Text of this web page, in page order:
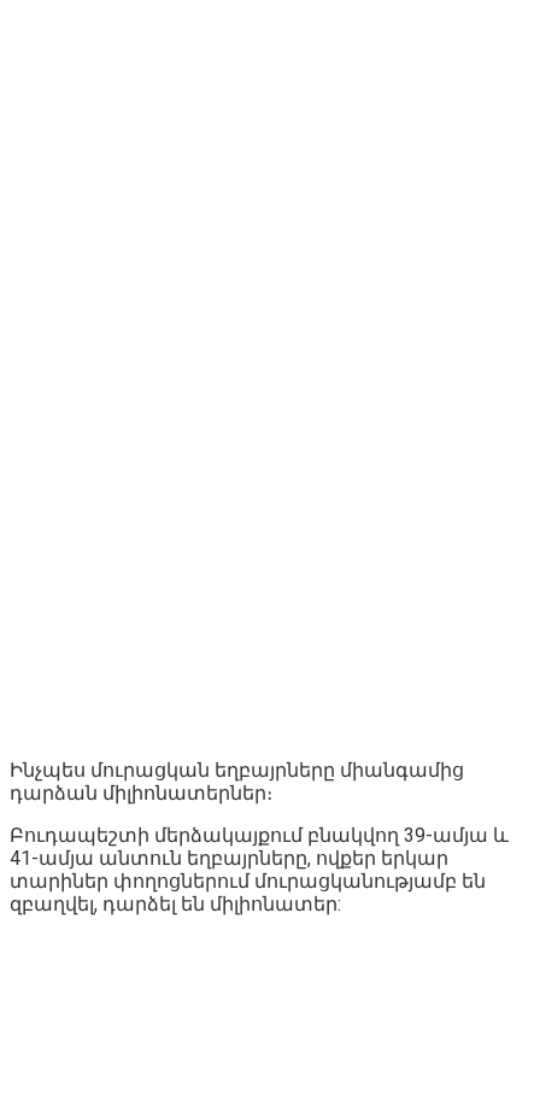
Ինչպես մուրացկան եղբայրները միանգամից
դարձան միլիոնատերներ։
Բուդապեշտի մերձակայքում բնակվող 39-ամյա և
41-ամյա անտուն եղբայրները, ովքեր երկար
տարիներ փողոցներում մուրացկանությամբ են
զբաղվել, դարձել են միլիոնատեր: